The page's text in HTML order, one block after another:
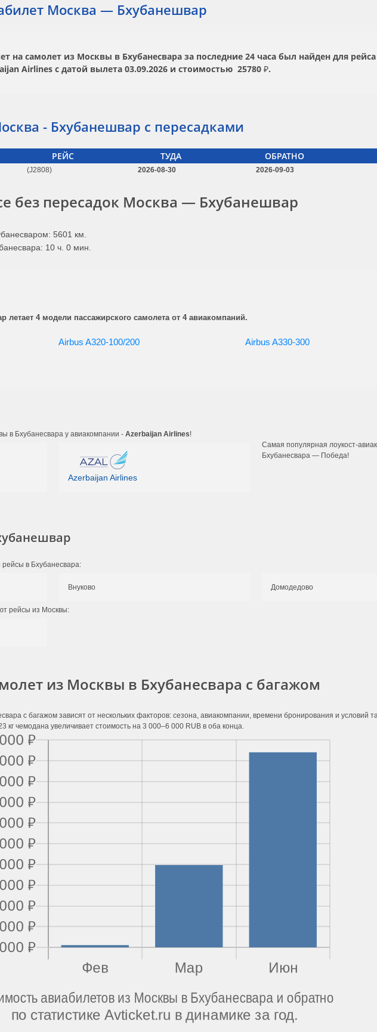
Москва — Бхубанешвар
на самолет из Москвы в Бхубанесвара за последние 24 часа был найден для рейса
Airlines с датой вылета 03.09.2026 и стоимостью 25780 ₽.
- Бхубанешвар с пересадками
РЕЙС ТУДА ОБРАТНО
(J2808) 2026-08-30 2026-09-03
без пересадок Москва — Бхубанешвар
5601 км.
10 ч. 0 мин.
летает 4 модели пассажирского самолета от 4 авиакомпаний.
Airbus A320-100/200
Airbus A330-300
в Бхубанесвара у авиакомпании - Azerbaijan Airlines!
Azerbaijan Airlines
Самая популярная лоукост-
Бхубанесвара — Победа!
в Бхубанесвара:
Внуково Домодедово
рейсы из Москвы:
из Москвы в Бхубанесвара с багажом
с багажом зависят от нескольких факторов: сезона, авиакомпании, времени бронирования и условий
кг чемодана увеличивает стоимость на 3 000–6 000 RUB в оба конца.